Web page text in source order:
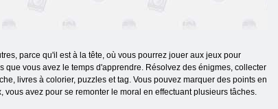
parce qu'il est à la tête, où vous pourrez jouer aux jeux pour
vous avez le temps d'apprendre. Résolvez des énigmes, collecter
livres à colorier, puzzles et tag. Vous pouvez marquer des points en
avez pour se remonter le moral en effectuant plusieurs tâches.